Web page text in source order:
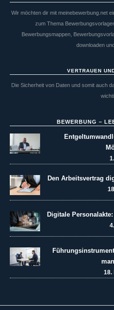
Wir möchten dir mit meinebewerbung.net
zum Thema
Bewerbungsmappen,
downloaden
VERTRAUEN
Die Sicherheit von Daten und somit auch
BEWERBUNG –
Den Arbeitsvertrag
Digitale
18.